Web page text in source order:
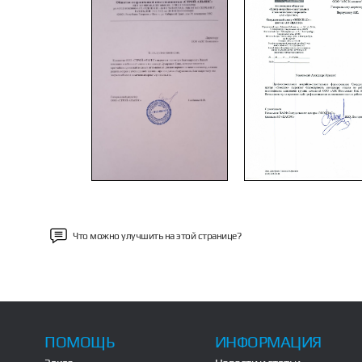
Что можно улучшить на этой странице?
ПОМОЩЬ ИНФОРМАЦИЯ